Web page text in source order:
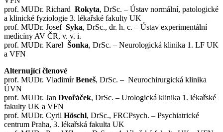
prof. MUDr. Richard Rokyta, DrSc. – Ústav normální, patologické
a klinické fyziologie 3. lékařské fakulty UK
prof. MUDr. Josef Syka, DrSc., dr. h. c. – Ústav experimentální
medicíny AV ČR, v. v. i.
prof. MUDr. Karel Šonka, DrSc. – Neurologická klinika 1. LF UK
a VFN
Alternující členové
prof. MUDr. VladimírBeneš, DrSc. – Neurochirurgická klinika
ÚVN
prof. MUDr. Jan Dvořáček, DrSc. – Urologická klinika 1. lékařské
fakulty UK a VFN
prof. MUDr. Cyril Höschl, DrSc., FRCPsych. – Psychiatrické
centrum Praha, 3. lékařská fakulta UK